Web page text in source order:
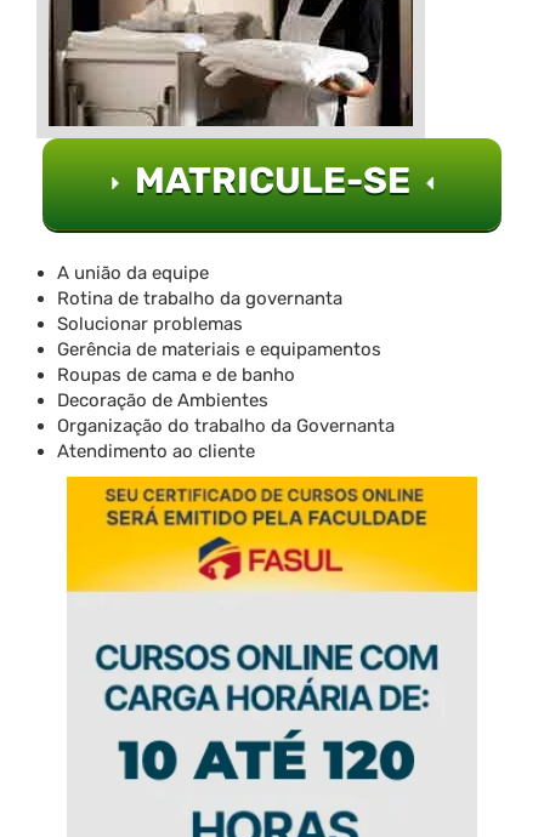
MATRICULE-SE
A união da equipe
Rotina de trabalho da governanta
Solucionar problemas
Gerência de materiais e equipamentos
Roupas de cama e de banho
Decoração de Ambientes
Organização do trabalho da Governanta
Atendimento ao cliente